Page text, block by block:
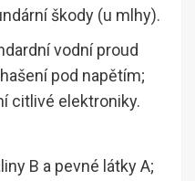
škody (u mlhy).
vodní proud
pod napětím;
citlivé elektroniky.
B a pevné látky A;